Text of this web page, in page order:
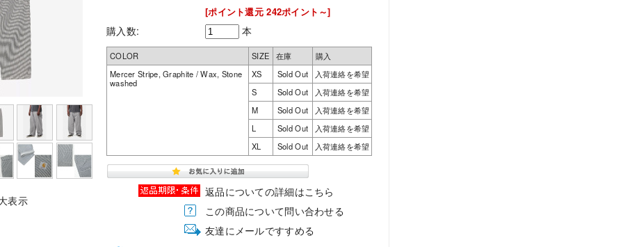
表示
[ポイント還元 242ポイント～]
購入数: 本
COLOR SIZE 在庫
購入
Mercer Stripe, Graphite / Wax, Stone
washed
XS Sold Out
入荷連絡を希望
S
Sold Out
入荷連絡を希望
M
Sold Out
入荷連絡を希望
L
Sold Out
入荷連絡を希望
XL
Sold Out 入荷連絡を希望
返品についての詳細はこちら
この商品について問い合わせる
友達にメールですすめる